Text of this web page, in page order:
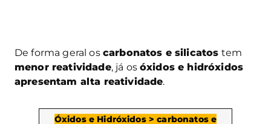
De forma geral os carbonatos e silicatos tem
menor reatividade, já osóxidos e hidróxidos
apresentam alta reatividade.
Óxidos e Hidróxidos > carbonatos e